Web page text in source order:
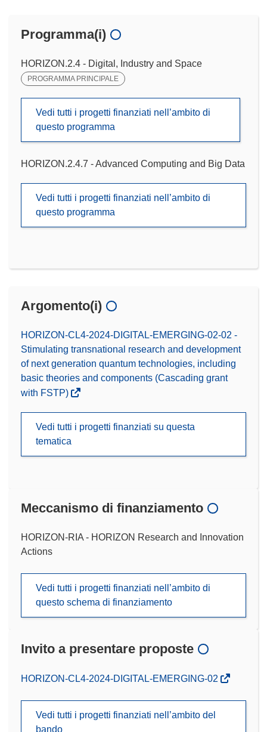
Programma(i)
HORIZON.2.4 - Digital, Industry and Space
PROGRAMMA PRINCIPALE
Vedi tutti i progetti finanziati nell’ambito di
questo programma
HORIZON.2.4.7 - Advanced Computing and Big Data
Vedi tutti i progetti finanziati nell’ambito di
questo programma
Argomento(i)
HORIZON-CL4-2024-DIGITAL-EMERGING-02-02 -
Stimulating transnational research and development
of next generation quantum technologies, including
basic theories and components (Cascading grant
with FSTP)
Vedi tutti i progetti finanziati su questa
tematica
Meccanismo di finanziamento
HORIZON-RIA - HORIZON Research and Innovation
Actions
Vedi tutti i progetti finanziati nell’ambito di
questo schema di finanziamento
Invito a presentare proposte
(si
HORIZON-CL4-2024-DIGITAL-EMERGING-02
Vedi tutti i progetti finanziati nell’ambito del
bando